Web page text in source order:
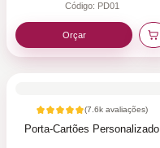
Código: PD01
Orçar
(7.6k avaliações)
Porta-Cartões Personalizado